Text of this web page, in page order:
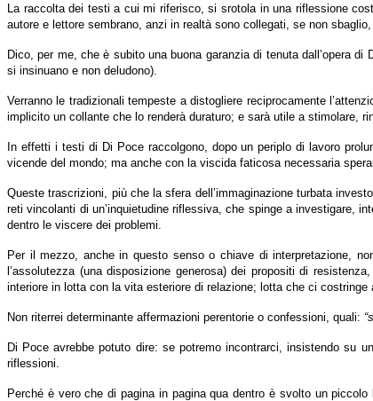
La raccolta dei testi a cui mi riferisco, si srotola in una riflessione
autore e lettore sembrano, anzi in realtà sono collegati, se non
Dico, per me, che è subito una buona garanzia di tenuta dall’opera
si insinuano e non deludono).
Verranno le tradizionali tempeste a distogliere reciprocamente
implicito un collante che lo renderà duraturo; e sarà utile a stimolare,
In effetti i testi di Di Poce raccolgono, dopo un periplo di lavoro
vicende del mondo; ma anche con la viscida faticosa necessaria
Queste trascrizioni, più che la sfera dell’immaginazione turbata
reti vincolanti di un’inquietudine riflessiva, che spinge a investigare,
dentro le viscere dei problemi.
Per il mezzo, anche in questo senso o chiave di interpretazione,
l’assolutezza (una disposizione generosa) dei propositi di
interiore in lotta con la vita esteriore di relazione; lotta che ci
Non riterrei determinante affermazioni perentorie o confessioni, quali:
Di Poce avrebbe potuto dire: se potremo incontrarci, insistendo su
riflessioni.
Perché è vero che di pagina in pagina qua dentro è svolto un